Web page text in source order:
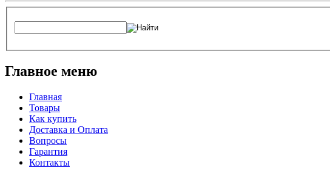
Главное меню
Главная
Товары
Как купить
Доставка и Оплата
Вопросы
Гарантия
Контакты